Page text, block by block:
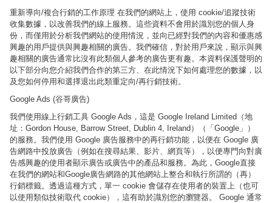
重新導向/複合行銷的工作原理 在我們的網站上，使用 cookie/追蹤技術
收集數據，以改善我們的線上服務。這些資料不會用於識別您的個人身
份，而僅用於分析我們網站的使用情況，並向已經對我們的內容和優惠感
興趣的用戶提供與興趣相關的廣告。我們確信，對於用戶來說，顯示與興
趣相關的廣告通常比沒有此類個人參考的廣告更有趣。本資料保護聲明的
以下部分向您介紹我們合作的第三方、在此情況下如何處理您的數據，以
及您如何停用和選擇退出此類重定向/再行銷技術。
Google Ads (谷哥廣告)
我們使用線上行銷工具 Google Ads，這是 Google Ireland Limited（地
址：Gordon House, Barrow Street, Dublin 4, Ireland）（「Google」）
的服務。我們使用 Google 廣告服務中的再行銷功能，以便在 Google 廣
告網路中投放廣告（例如在搜尋結果、影片、網頁等），以便專門向對廣
告感興趣的使用者顯示廣告或廣告中的產品和服務。為此，Google直接
在我們的網站和Google廣告網路的其他網站上整合和執行所謂的（再）
行銷標籤。透過這種方式，單一 cookie 會儲存在使用者的裝置上（也可
以使用類似技術取代 cookie），這有助於識別您的瀏覽器。 Google 通常